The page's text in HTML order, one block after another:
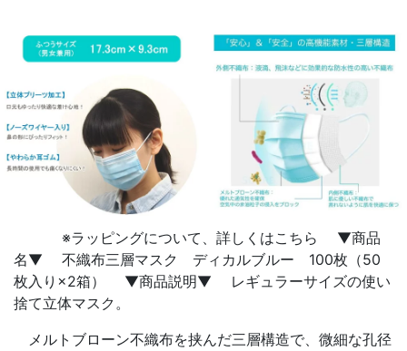
※ラッピングについて、詳しくはこちら ▼商品
名▼ 不織布三層マスク ディカルブルー 100枚（50
枚入り×2箱） ▼商品説明▼ レギュラーサイズの使い
捨て立体マスク。
メルトブローン不織布を挟んだ三層構造で、微細な孔径